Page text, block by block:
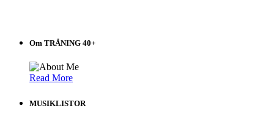
Om TRÄNING 40+
Read More
MUSIKLISTOR